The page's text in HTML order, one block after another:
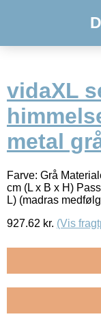
vidaXL
metal
Farve: Grå
cm (L x B x H)
L) (madras
927.62 kr. (Vis